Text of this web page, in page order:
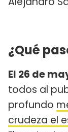
¿Qué
El 26 de
todos al
profundo
crudeza el